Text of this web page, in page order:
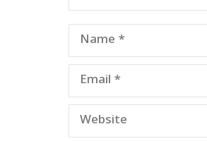
Name
Email
Website